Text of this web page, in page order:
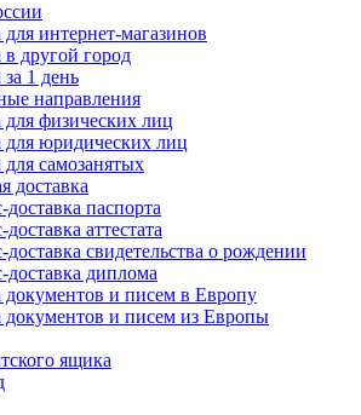
для интернет-магазинов
в другой город
1 день
направления
для физических лиц
для юридических лиц
для самозанятых
доставка
доставка паспорта
аттестата
доставка свидетельства о рождении
доставка диплома
документов и писем в Европу
документов и писем из Европы
ящика